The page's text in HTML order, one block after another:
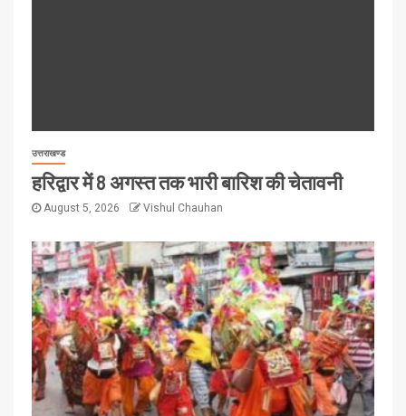
उत्तराखण्ड
हरिद्वार में 8 अगस्त तक भारी बारिश की चेतावनी
August 5, 2026 Vishul Chauhan